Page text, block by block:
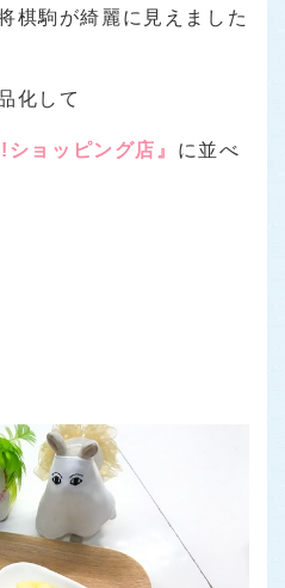
棋駒が綺麗に見えました
化して
ョッピング店』 に並べ